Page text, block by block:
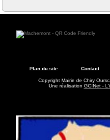
Plan du site Contact
Copyright Mairie de Chiry
Une réalisation GCINet -